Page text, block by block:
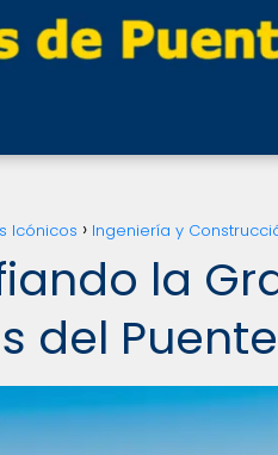
Icónicos Ingeniería y
la
del